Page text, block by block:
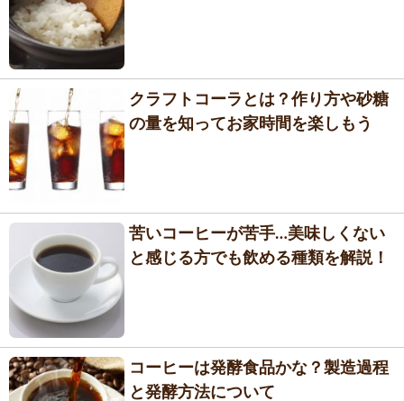
クラフトコーラとは？作り方や砂糖
の量を知ってお家時間を楽しもう
苦いコーヒーが苦手…美味しくない
と感じる方でも飲める種類を解説！
コーヒーは発酵食品かな？製造過程
と発酵方法について